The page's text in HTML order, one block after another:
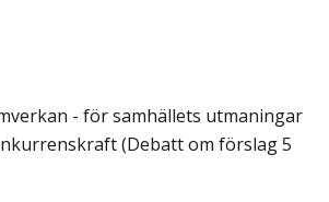
- för samhällets utmaningar
(Debatt om förslag 5